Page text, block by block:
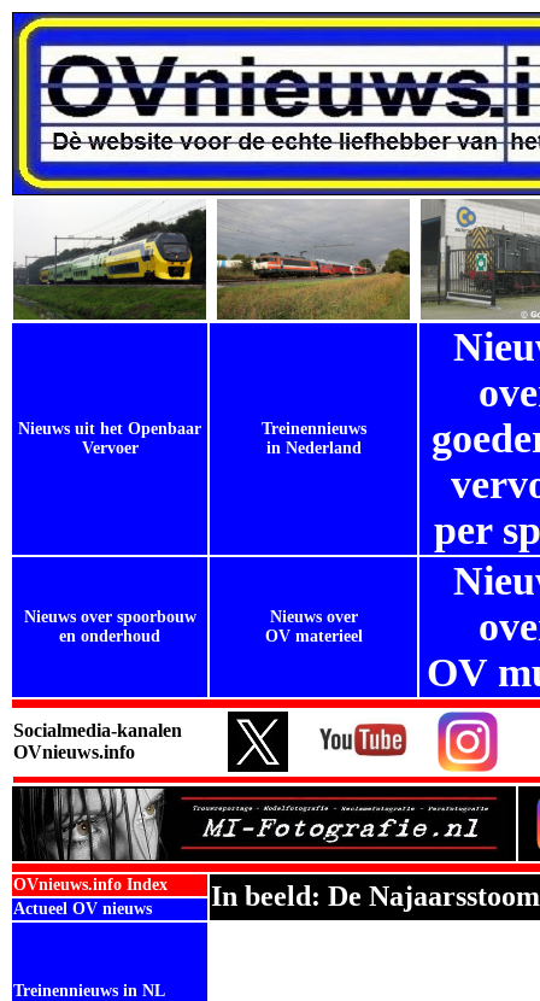
Nieuws uit het Openbaar
Vervoer
Treinennieuws
in Nederland
per
Nieuws over spoorbouw
en onderhoud
Nieuws over
OV materieel
OV
Socialmedia-kanalen
OVnieuws.info
OVnieuws.info Index In beeld: De
Actueel OV nieuws
Treinennieuws in NL